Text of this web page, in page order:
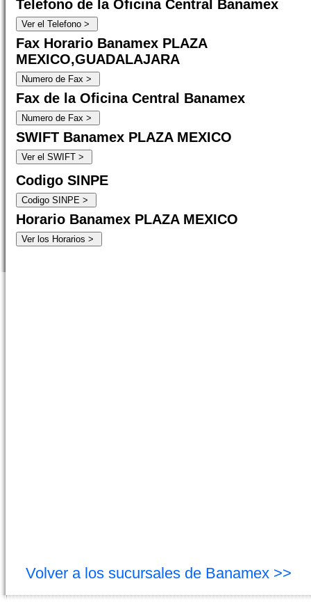
Telefono de la Oficina Central Banamex
Fax Horario Banamex PLAZA
MEXICO,GUADALAJARA
Fax de la Oficina Central Banamex
SWIFT Banamex PLAZA MEXICO
Codigo SINPE
Horario Banamex PLAZA MEXICO
Volver a los sucursales de Banamex >>